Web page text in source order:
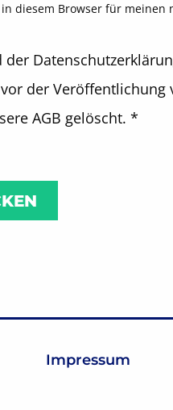
diesem Browser für meinen
der
AGB gelöscht. *
Impressum